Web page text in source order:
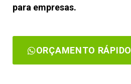
para empresas.
ORÇAMENTO RÁPIDO